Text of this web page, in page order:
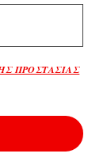
ΠΡΟΣΤΑΣΙΑΣ